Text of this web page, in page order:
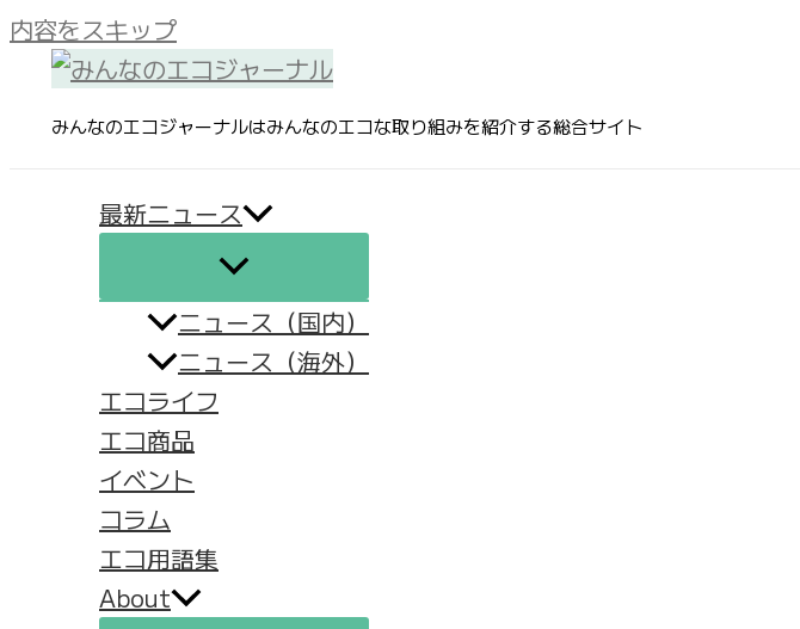
内容をスキップ
みんなのエコジャーナルはみんなのエコな取り組みを紹介する総合サイト
最新ニュース
ニュース（国内）
ニュース（海外）
エコライフ
エコ商品
イベント
コラム
エコ用語集
About